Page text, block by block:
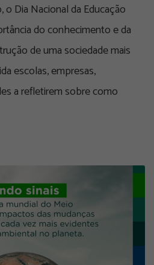
Dia Nacional da Educação
do conhecimento e da
de uma sociedade mais
escolas, empresas,
a refletirem sobre como